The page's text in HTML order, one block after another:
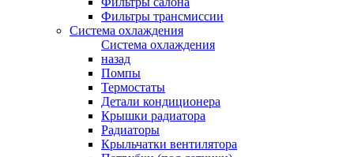
Фильтры трансмиссии
Система охлаждения
Система охлаждения
назад
Помпы
Термостаты
Детали кондиционера
Крышки радиатора
Радиаторы
Крыльчатки вентилятора